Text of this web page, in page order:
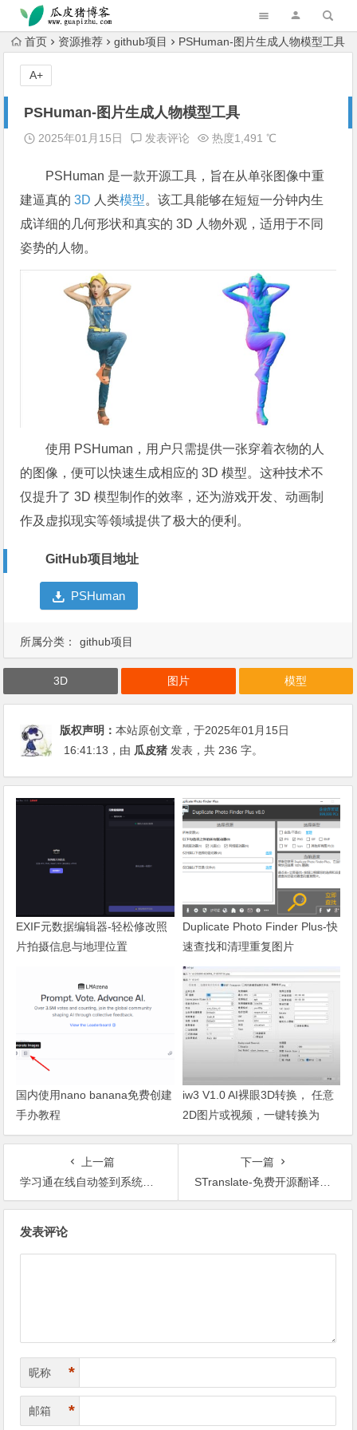
跳转到主内容
首页 资源推荐 github项目 PSHuman-图片生成人物模型工具
PSHuman-图片生成人物模型工具
2025年01月15日 发表评论 热度1,491 ℃
PSHuman 是一款开源工具，旨在从单张图像中重
建逼真的3D 人类模型。该工具能够在短短一分钟内生
成详细的几何形状和真实的 3D 人物外观，适用于不同
姿势的人物。
使用 PSHuman，用户只需提供一张穿着衣物的人
的图像，便可以快速生成相应的 3D 模型。这种技术不
仅提升了 3D 模型制作的效率，还为游戏开发、动画制
作及虚拟现实等领域提供了极大的便利。
GitHub项目地址
PSHuman
A+
所属分类： github项目
3D 图片 模型
版权声明：本站原创文章，于2025年01月15日
16:41:13 ，由 瓜皮猪 发表，共 236 字。
EXIF元数据编辑器-轻松修改照
片拍摄信息与地理位置
Duplicate Photo Finder Plus-快
速查找和清理重复图片
国内使用nano banana免费创建
手办教程
iw3 V1.0 AI裸眼3D转换， 任意
2D图片或视频，一键转换为
3D，支持VR观看
上一篇
学习通在线自动签到系统第三方节点接入程序-ChaoXing_node_signin
下一篇
STranslate-免费开源翻译与OCR识别工具
发表评论
昵称 *
邮箱 *